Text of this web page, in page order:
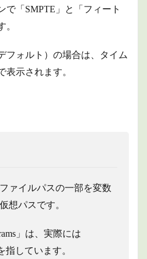
で「SMPTE」と「フィート
。
フォルト）の場合は、タイム
表示されます。
ァイルパスの一部を変数
想パスです。
」は、実際には
指しています。